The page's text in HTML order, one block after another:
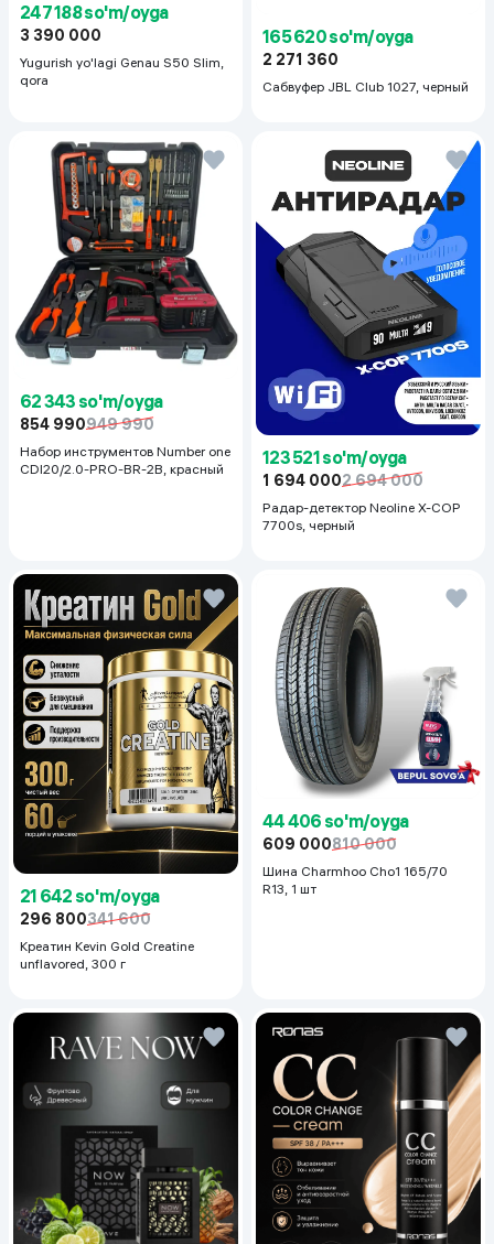
247 188 so'm/oyga
3 390 000
Yugurish yo'lagi Genau S50 Slim,
qora
165 620 so'm/oyga
2 271 360
Сабвуфер JBL Club 1027, черный
62 343 so'm/oyga
854 990949 990
Набор инструментов Number one
CDI20/2.0-PRO-BR-2B, красный
123 521 so'm/oyga
1 694 0002 694 000
Радар-детектор Neoline X-COP
7700s, черный
21 642 so'm/oyga
296 800341 600
Креатин Kevin Gold Creatine
unflavored, 300 г
44 406 so'm/oyga
609 000810 000
Шина Charmhoo Cho1 165/70
R13, 1 шт